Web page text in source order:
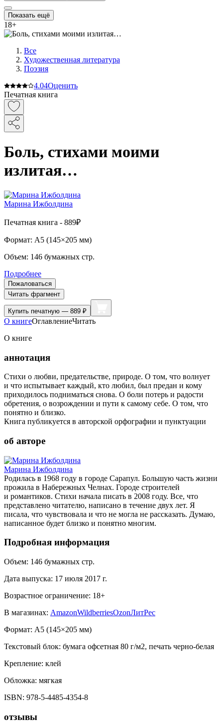
Показать ещё
18+
Все
Художественная литература
Поэзия
4.04Оценить
Печатная книга
Боль, стихами моими
излитая…
Марина Ижболдина
Печатная книга - 889₽
Формат: A5 (145×205 мм)
Объем: 146 бумажных стр.
Подробнее
Пожаловаться
Читать фрагмент
Купить печатную — 889 ₽
О книгеОглавлениеЧитать
О книге
аннотация
Стихи о любви, предательстве, природе. О том, что волнует
и что испытывает каждый, кто любил, был предан и кому
приходилось подниматься снова. О боли потерь и радости
обретения, о возрождении и пути к самому себе. О том, что
понятно и близко.
Книга публикуется в авторской орфографии и пунктуации
об авторе
Марина Ижболдина
Родилась в 1968 году в городе Сарапул. Большую часть жизни
прожила в Набережных Челнах. Городе строителей
и романтиков. Стихи начала писать в 2008 году. Все, что
представлено читателю, написано в течение двух лет. Я
писала, что чувствовала и что не могла не рассказать. Думаю,
написанное будет близко и понятно многим.
Подробная информация
Объем: 146 бумажных стр.
Дата выпуска: 17 июля 2017 г.
Возрастное ограничение: 18+
В магазинах: AmazonWildberriesOzonЛитРес
Формат: A5 (145×205 мм)
Текстовый блок: бумага офсетная 80 г/м2, печать черно-белая
Крепление: клей
Обложка: мягкая
ISBN: 978-5-4485-4354-8
отзывы